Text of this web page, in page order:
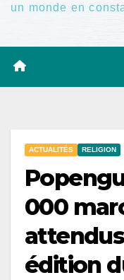
un monde en
ACTUALITÉS RELIGION
000
édition